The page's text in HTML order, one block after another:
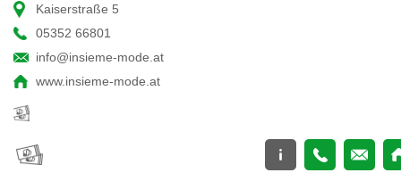
Kaiserstraße 5
05352 66801
info@insieme-mode.at
www.insieme-mode.at